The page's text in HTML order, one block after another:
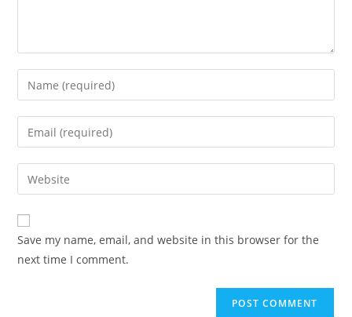
Save my name, email, and website in this browser for the
next time I comment.